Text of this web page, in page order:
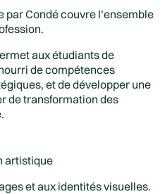
par Condé couvre l’ensemble
aux étudiants de
de compétences
et de développer une
de transformation des
artistique
et aux identités visuelles.